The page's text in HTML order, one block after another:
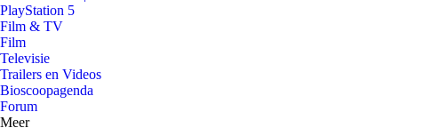
PlayStation 5
Film & TV
Film
Televisie
Trailers en Videos
Bioscoopagenda
Forum
Meer